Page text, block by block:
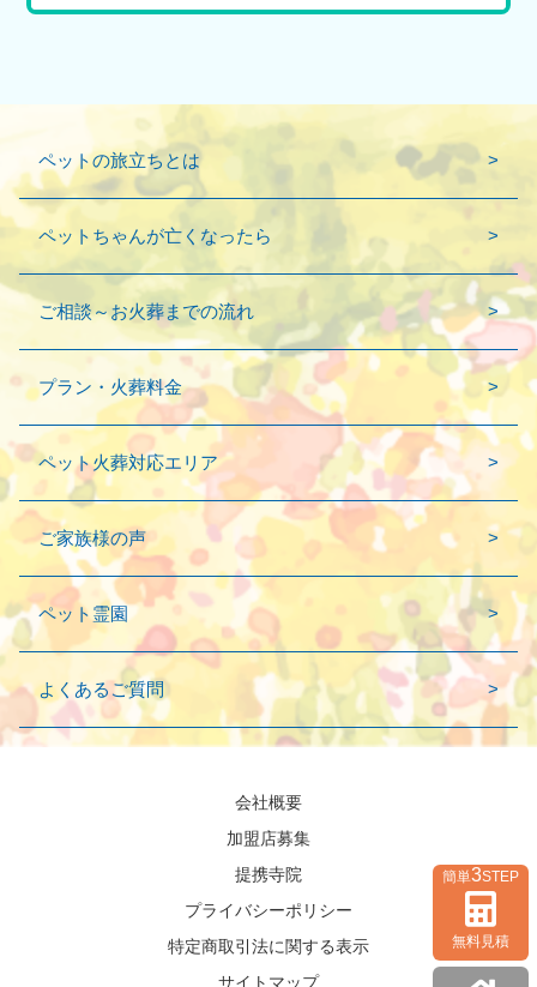
簡単3STEP
無料見積
ペットの旅立ちとは
ペットちゃんが亡くなったら
ご相談～お火葬までの流れ
プラン・火葬料金
ペット火葬対応エリア
ご家族様の声
ペット霊園
よくあるご質問
会社概要
加盟店募集
提携寺院
プライバシーポリシー
特定商取引法に関する表示
サイトマップ